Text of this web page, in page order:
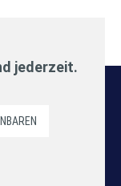
jederzeit.